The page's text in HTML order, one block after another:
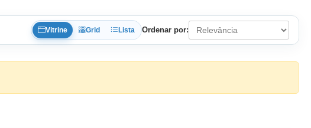
Vitrine Grid Lista Ordenar por: